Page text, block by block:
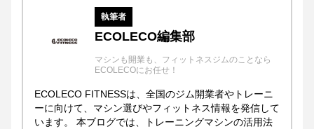
執筆者
ECOLECO編集部
マシンも開業も、フィットネスジムのことなら
ECOLECOにお任せ！
ECOLECO FITNESSは、全国のジム開業者やトレーニ
ーに向けて、マシン選びやフィットネス情報を発信して
います。 本ブログでは、トレーニングマシンの活用法